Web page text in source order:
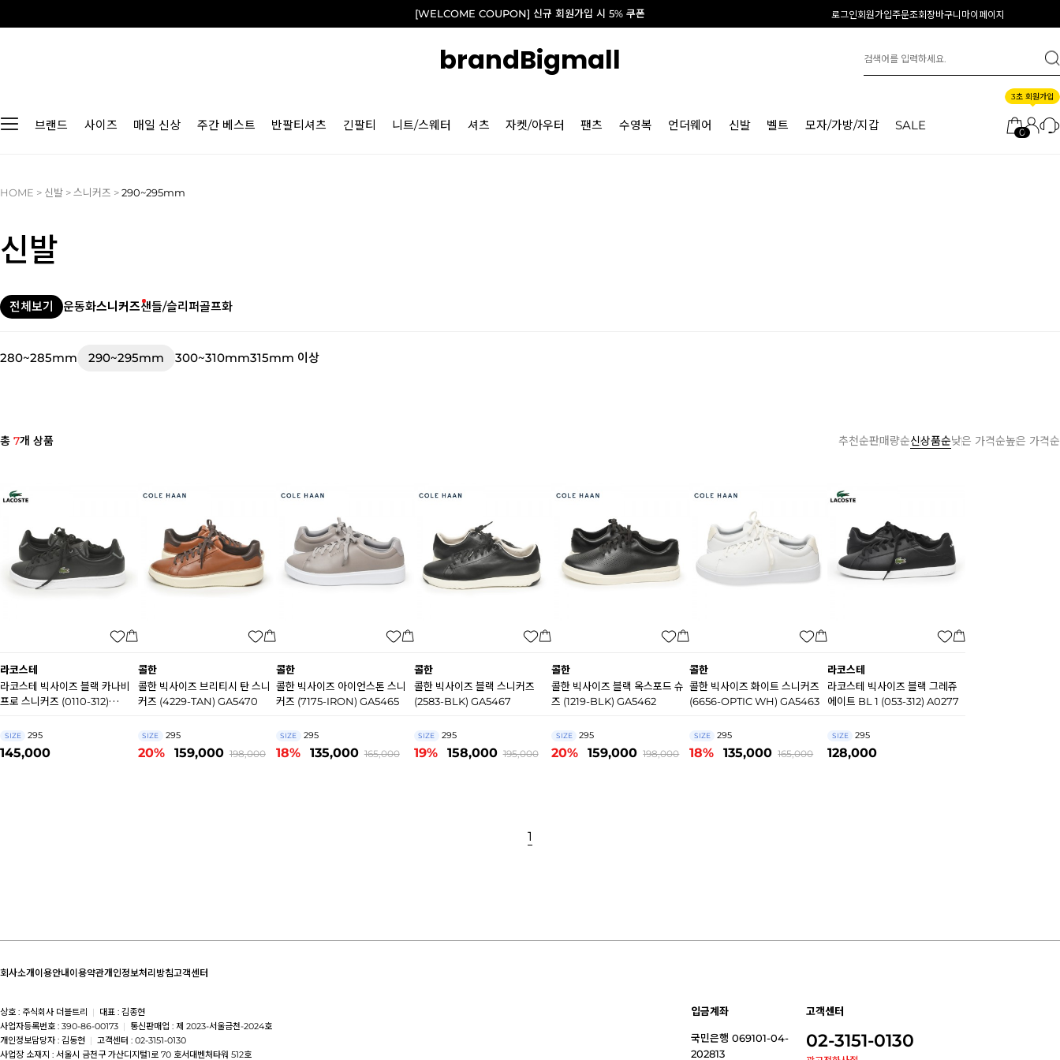
[WELCOME COUPON] 신규 회원가입 시 5% 쿠폰 로그인회원가입주문조회장바구니 마이페이지
brandBigmall
브랜드 사이즈 매일 신상 주간 베스트 반팔티셔츠 긴팔티 니트/스웨터 셔츠 자켓/아우터 팬츠 수영복 언더웨어 신발 벨트 모자/가방/지갑 SALE 0
3초 회원가입
HOME > 신발 >스니커즈 >290~295mm
신발
전체보기 운동화스니커즈샌들/슬리퍼골프화
280~285mm 290~295mm 300~310mm315mm 이상
총 7개 상품 추천순판매량순신상품순낮은 가격순높은 가격순
라코스테
라코스테 빅사이즈 블랙 카나비
프로 스니커즈 (0110-312)
SIZE 295
145,000
콜한
콜한 빅사이즈 브리티시 탄 스니
커즈 (4229-TAN) GA5470
SIZE 295
20% 159,000 198,000
콜한
콜한 빅사이즈 아이언스톤 스니
커즈 (7175-IRON) GA5465
SIZE 295
18% 135,000 165,000
콜한
콜한 빅사이즈 블랙 스니커즈
(2583-BLK) GA5467
SIZE 295
19% 158,000 195,000
콜한
콜한 빅사이즈 블랙 옥스포드 슈
즈 (1219-BLK) GA5462
SIZE 295
20% 159,000 198,000
콜한
콜한 빅사이즈 화이트 스니커즈
(6656-OPTIC WH) GA5463
SIZE 295
18% 135,000 165,000
라코스테
라코스테 빅사이즈 블랙 그레쥬
에이트 BL 1 (053-312) A0277
SIZE 295
128,000
1
회사소개 이용안내 이용약관개인정보처리방침고객센터
상호 : 주식회사 더블트리 | 대표 : 김종현
사업자등록번호 : 390-86-00173 | 통신판매업 : 제 2023-서울금천-2024호
개인정보담당자 : 김동현 | 고객센터 : 02-3151-0130
사업장 소재지 : 서울시 금천구 가산디지털1로 70 호서대벤처타워 512호
입금계좌
국민은행 069101-04-
202813
고객센터
02-3151-0130